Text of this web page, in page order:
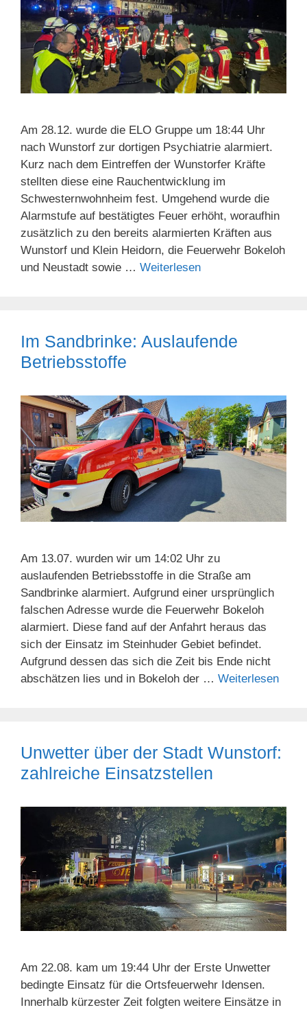
Am 28.12. wurde die ELO Gruppe um 18:44 Uhr
nach Wunstorf zur dortigen Psychiatrie alarmiert.
Kurz nach dem Eintreffen der Wunstorfer Kräfte
stellten diese eine Rauchentwicklung im
Schwesternwohnheim fest. Umgehend wurde die
Alarmstufe auf bestätigtes Feuer erhöht, woraufhin
zusätzlich zu den bereits alarmierten Kräften aus
Wunstorf und Klein Heidorn, die Feuerwehr Bokeloh
und Neustadt sowie … Weiterlesen
Im Sandbrinke: Auslaufende
Betriebsstoffe
Am 13.07. wurden wir um 14:02 Uhr zu
auslaufenden Betriebsstoffe in die Straße am
Sandbrinke alarmiert. Aufgrund einer ursprünglich
falschen Adresse wurde die Feuerwehr Bokeloh
alarmiert. Diese fand auf der Anfahrt heraus das
sich der Einsatz im Steinhuder Gebiet befindet.
Aufgrund dessen das sich die Zeit bis Ende nicht
abschätzen lies und in Bokeloh der … Weiterlesen
Unwetter über der Stadt Wunstorf:
zahlreiche Einsatzstellen
Am 22.08. kam um 19:44 Uhr der Erste Unwetter
bedingte Einsatz für die Ortsfeuerwehr Idensen.
Innerhalb kürzester Zeit folgten weitere Einsätze in